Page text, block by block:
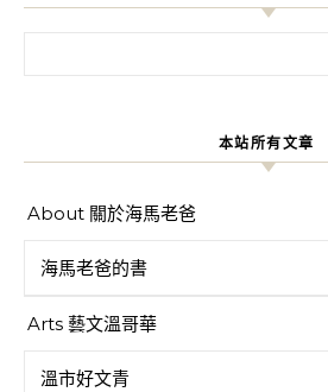
本站所有文章
About 關於海馬老爸
海馬老爸的書
Arts 藝文溫哥華
溫市好文青